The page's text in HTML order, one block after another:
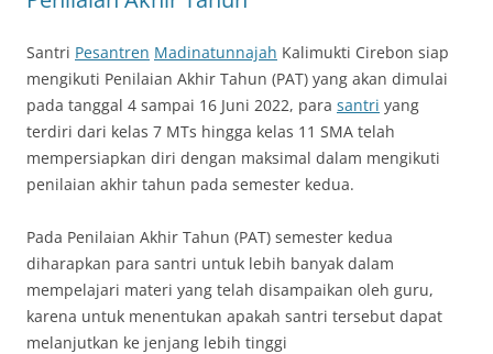
Santri Pesantren Madinatunnajah Kalimukti Cirebon siap
mengikuti Penilaian Akhir Tahun (PAT) yang akan dimulai
pada tanggal 4 sampai 16 Juni 2022, para santri yang
terdiri dari kelas 7 MTs hingga kelas 11 SMA telah
mempersiapkan diri dengan maksimal dalam mengikuti
penilaian akhir tahun pada semester kedua.
Pada Penilaian Akhir Tahun (PAT) semester kedua
diharapkan para santri untuk lebih banyak dalam
mempelajari materi yang telah disampaikan oleh guru,
karena untuk menentukan apakah santri tersebut dapat
melanjutkan ke jenjang lebih tinggi